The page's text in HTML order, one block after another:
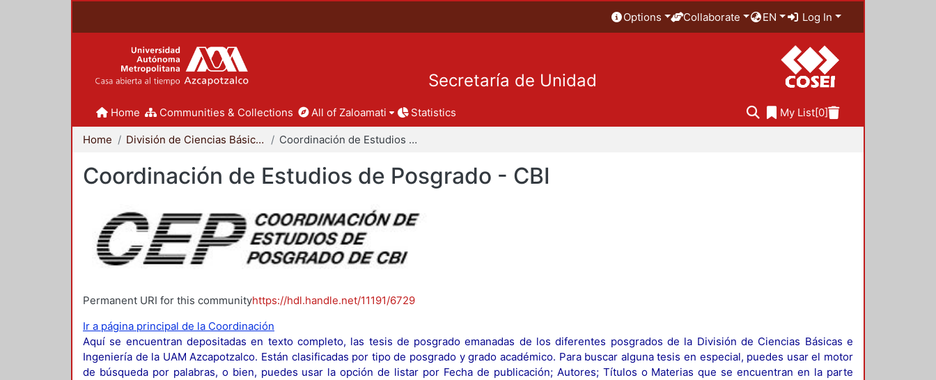
Options Collaborate EN Log In
Secretaría de Unidad
Home Communities & Collections All of Zaloamati Statistics My List[0]
Home División de Ciencias Básicas e Ingeniería Coordinación de Estudios de Posgrado - CBI
Coordinación de Estudios de Posgrado - CBI
Permanent URI for this communityhttps://hdl.handle.net/11191/6729
Ir a página principal de la Coordinación
Aquí se encuentran depositadas en texto completo, las tesis de posgrado emanadas de los diferentes posgrados de la División de Ciencias Básicas e
Ingeniería de la UAM Azcapotzalco. Están clasificadas por tipo de posgrado y grado académico. Para buscar alguna tesis en especial, puedes usar el motor
de búsqueda por palabras, o bien, puedes usar la opción de listar por Fecha de publicación; Autores; Títulos o Materias que se encuentran en la parte